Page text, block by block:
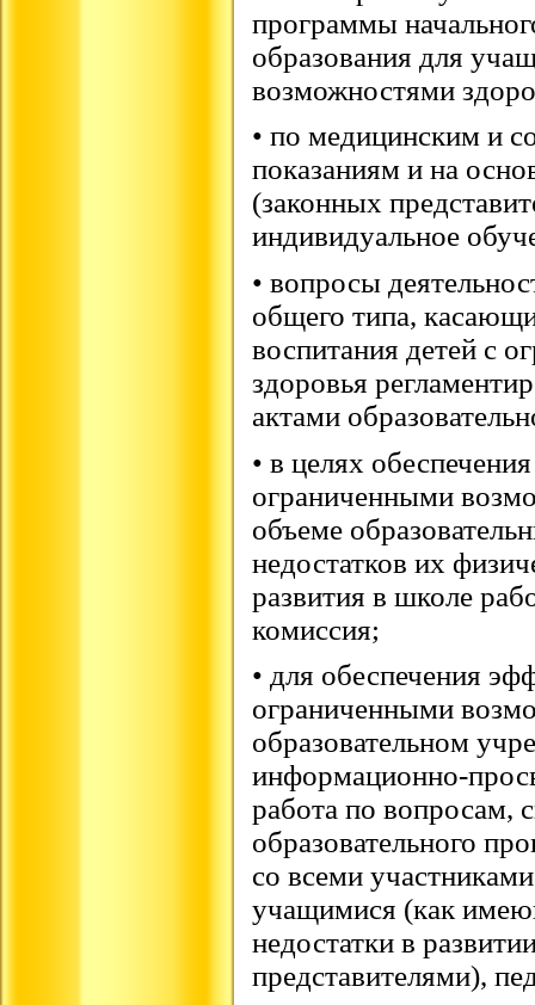
программы
образования для
возможностями
• по медицинским и
показаниям и на
(законных
индивидуальное
• вопросы
общего типа,
воспитания детей с
здоровья
актами
• в целях
ограниченными
объеме
недостатков их
развития в школе
комиссия;
• для обеспечения
ограниченными
образовательном
информационно-
работа по вопросам,
образовательного
со всеми
учащимися (как
недостатки в
представителями),